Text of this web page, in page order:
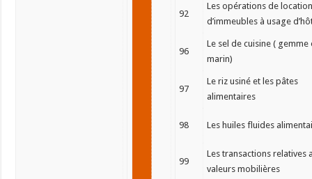
92
Les opérations de location
d’immeubles à usage
96
Le sel de cuisine ( gemme
marin)
97
Le riz usiné et les pâtes
alimentaires
98 Les huiles fluides
99
Les transactions relatives
valeurs mobilières